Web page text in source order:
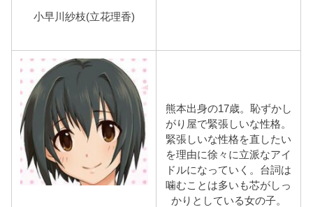
小早川紗枝(立花理香)
熊本出身の17歳。恥ずかし
がり屋で緊張しいな性格。
緊張しいな性格を直したい
を理由に徐々に立派なアイ
ドルになっていく。台詞は
噛むことは多いも芯がしっ
かりとしている女の子。